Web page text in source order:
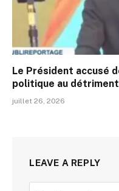
Le Président accusé
politique au
juillet 26, 2026
LEAVE A REPLY